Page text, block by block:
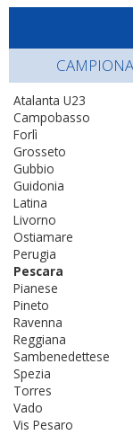
Atalanta U23
Campobasso
Forlì
Grosseto
Gubbio
Guidonia
Latina
Livorno
Ostiamare
Perugia
Pescara
Pianese
Pineto
Ravenna
Reggiana
Sambenedettese
Spezia
Torres
Vado
Vis Pesaro